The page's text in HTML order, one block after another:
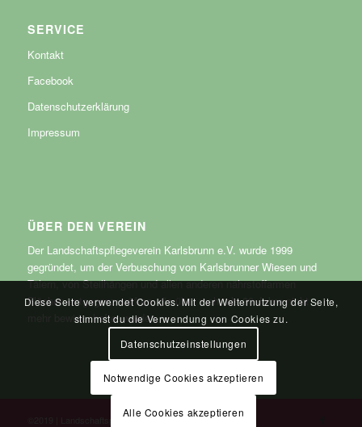
SERVICE
Kontakt
Facebook
Datenschutzerklärung
Impressum
ÜBER DEN VEREIN
Der Landschaftspflegeverein Karlsbrunn e.V. wurde 1999
gegründet, um der Verbuschung von Karlsbrunner Wiesen und
Tälern, von Steilhängen und allen anderen nährstoffarmen
Flächen entgegenzuwirken, die über mehr als 30 Jahre nicht
mehr bewirtschaftet wurden.
©2019 | Landschaftspflegeverein Karlsbrunn e.V.
Diese Seite verwendet Cookies. Mit der Weiternutzung der Seite,
stimmst du die Verwendung von Cookies zu.
Datenschutzeinstellungen
Notwendige Cookies akzeptieren
Alle Cookies akzeptieren